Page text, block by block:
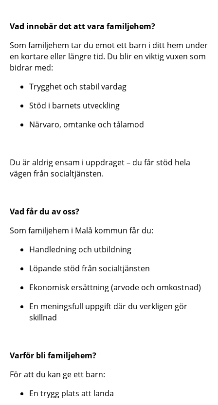
Vad innebär det att vara familjehem?
Som familjehem tar du emot ett barn i ditt hem under
en kortare eller längre tid. Du blir en viktig vuxen som
bidrar med:
Trygghet och stabil vardag
Stöd i barnets utveckling
Närvaro, omtanke och tålamod
Du är aldrig ensam i uppdraget – du får stöd hela
vägen från socialtjänsten.
Vad får du av oss?
Som familjehem i Malå kommun får du:
Handledning och utbildning
Löpande stöd från socialtjänsten
Ekonomisk ersättning (arvode och omkostnad)
En meningsfull uppgift där du verkligen gör
skillnad
Varför bli familjehem?
För att du kan ge ett barn:
En trygg plats att landa